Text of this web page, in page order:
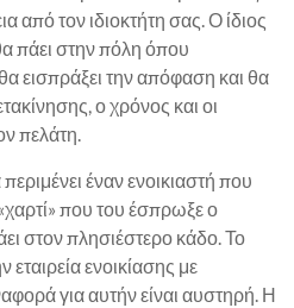
από τον ιδιοκτήτη σας. Ο ίδιος
πάει στην πόλη όπου
εισπράξει την απόφαση και θα
ο χρόνος και οι
πελάτη.
έναν ενοικιαστή που
που του έσπρωξε ο
στον πλησιέστερο κάδο. Το
ενοικίασης με
για αυτήν είναι αυστηρή. Η